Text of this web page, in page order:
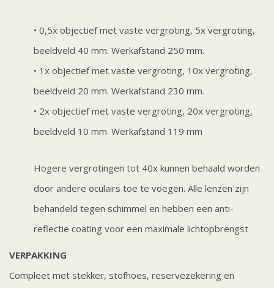
• 0,5x objectief met vaste vergroting, 5x vergroting,
beeldveld 40 mm. Werkafstand 250 mm.
• 1x objectief met vaste vergroting, 10x vergroting,
beeldveld 20 mm. Werkafstand 230 mm.
• 2x objectief met vaste vergroting, 20x vergroting,
beeldveld 10 mm. Werkafstand 119 mm
Hogere vergrotingen tot 40x kunnen behaald worden
door andere oculairs toe te voegen. Alle lenzen zijn
behandeld tegen schimmel en hebben een anti-
reflectie coating voor een maximale lichtopbrengst
VERPAKKING
Compleet met stekker, stofhoes, reservezekering en